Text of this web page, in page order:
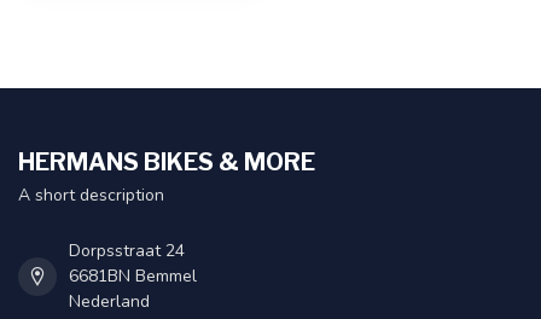
HERMANS BIKES & MORE
A short description
Dorpsstraat 24
6681BN Bemmel
Nederland